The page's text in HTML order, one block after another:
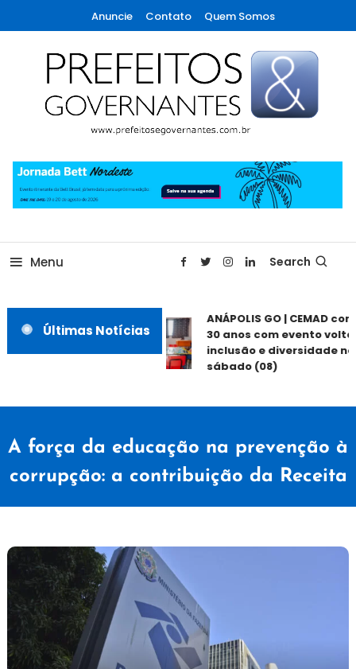
To
Content
Anuncie Contato Quem Somos
Prefeitos & Governantes
Menu Search
Últimas Notícias
ANÁPOLIS GO | CEMAD
30 anos com evento
inclusão e diversidade
sábado (08)
A força da educação na prevenção à
corrupção: a contribuição da Receita